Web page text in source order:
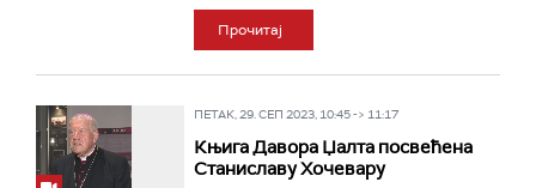
Прочитај
ПЕТАК, 29. СЕП 2023, 10:45 -> 11:17
Књига Давора Џалта посвећена
Станиславу Хочевару